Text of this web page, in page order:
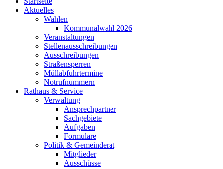
Aktuelles
Wahlen
Kommunalwahl 2026
Veranstaltungen
Stellenausschreibungen
Ausschreibungen
Straßensperren
Müllabfuhrtermine
Notrufnummern
Rathaus & Service
Verwaltung
Ansprechpartner
Sachgebiete
Aufgaben
Formulare
Politik & Gemeinderat
Mitglieder
Ausschüsse